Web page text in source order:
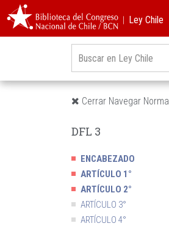
︱Ley Chile
Cerrar Navegar Norma
DFL 3
ENCABEZADO
ARTÍCULO 1°
ARTÍCULO 2°
ARTÍCULO 3°
ARTÍCULO 4°